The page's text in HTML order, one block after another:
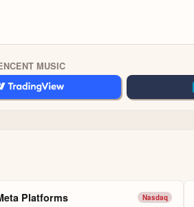
MUSIC
Platforms Nasdaq